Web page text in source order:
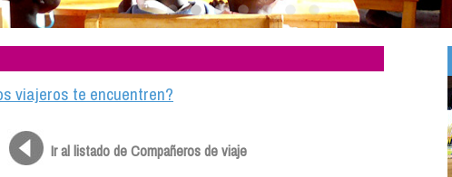
viajeros te encuentren?
Ir al listado de Compañeros de viaje